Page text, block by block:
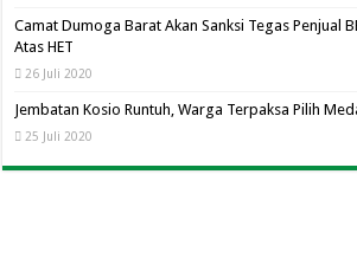
Camat Dumoga Barat Akan Sanksi Tegas Penjual
Atas HET
26 Juli 2020
Jembatan Kosio Runtuh, Warga Terpaksa Pilih
25 Juli 2020